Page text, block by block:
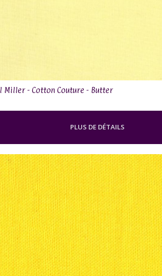
Miller - Cotton Couture - Butter
PLUS DE DÉTAILS